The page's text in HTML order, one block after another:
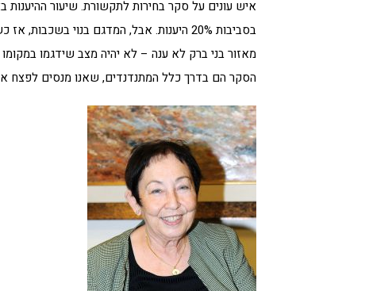
איש עונים על סקר בחירות לתקשורת. שיעור
בסביבות 20% היענות. אבל, המדגם בנוי
הסקר הם בדרך כלל המתנדנדים, שאנו מנסים לפצח